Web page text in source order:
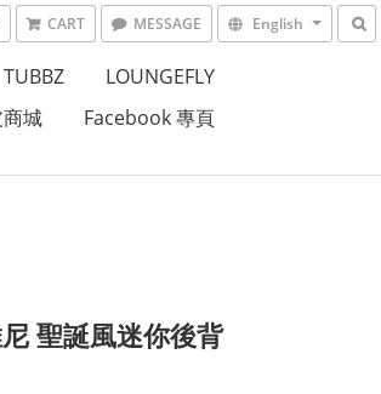
CART MESSAGE English
TUBBZ
LOUNGEFLY
城 Facebook 專頁
聖誕風迷你後背